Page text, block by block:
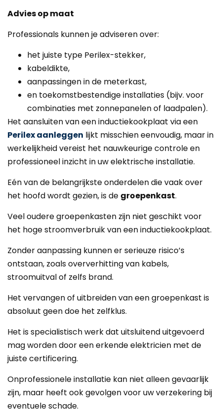
Advies op maat
Professionals kunnen je adviseren over:
het juiste type Perilex-stekker,
kabeldikte,
aanpassingen in de meterkast,
en toekomstbestendige installaties (bijv. voor
combinaties met zonnepanelen of laadpalen).
Het aansluiten van een inductiekookplaat via een
Perilex aanleggen lijkt misschien eenvoudig, maar in
werkelijkheid vereist het nauwkeurige controle en
professioneel inzicht in uw elektrische installatie.
Eén van de belangrijkste onderdelen die vaak over
het hoofd wordt gezien, is de groepenkast.
Veel oudere groepenkasten zijn niet geschikt voor
het hoge stroomverbruik van een inductiekookplaat.
Zonder aanpassing kunnen er serieuze risico’s
ontstaan, zoals oververhitting van kabels,
stroomuitval of zelfs brand.
Het vervangen of uitbreiden van een groepenkast is
absoluut geen doe het zelfklus.
Het is specialistisch werk dat uitsluitend uitgevoerd
mag worden door een erkende elektricien met de
juiste certificering.
Onprofessionele installatie kan niet alleen gevaarlijk
zijn, maar heeft ook gevolgen voor uw verzekering bij
eventuele schade.